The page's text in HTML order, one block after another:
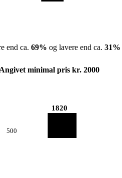
end ca. 69% og lavere end ca. 31%
Angivet minimal pris kr. 2000
500
1820